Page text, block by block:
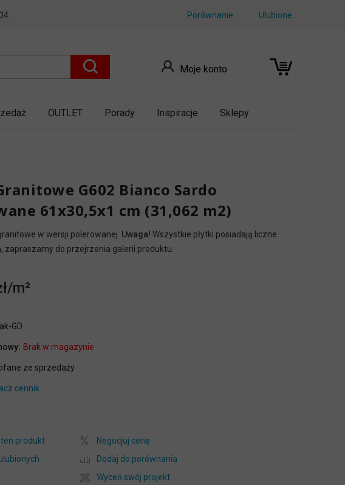
Ulubione
Porównanie
Moje konto
OUTLET Porady Inspiracje Sklepy
G602 Bianco Sardo
61x30,5x1 cm (31,062 m2)
w wersji polerowanej. Uwaga! Wszystkie płytki posiadają liczne
zapraszamy do przejrzenia galerii produktu.
GD
Brak w magazynie
ze sprzedaży
cennik
produkt
Negocjuj cenę
Dodaj do porównania
Wyceń swój projekt